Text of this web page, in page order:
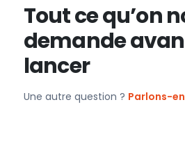
Tout ce qu’on
demande
lancer
Une autre question ? Parlons-